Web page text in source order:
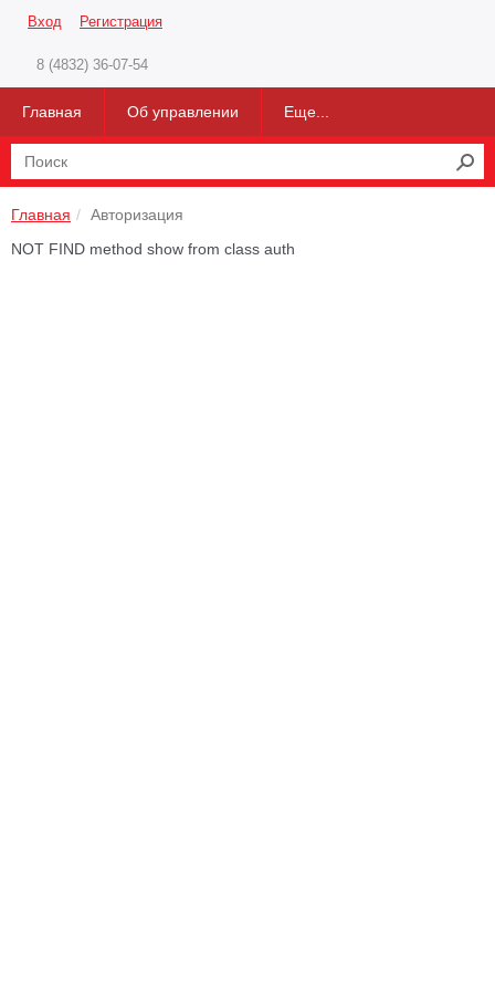
Вход Регистрация
8 (4832) 36-07-54
Главная Об управлении Еще...
Главная
Авторизация
NOT FIND method show from class auth